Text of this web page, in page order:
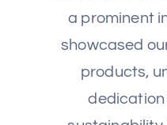
a prominent
showcased
products,
dedication